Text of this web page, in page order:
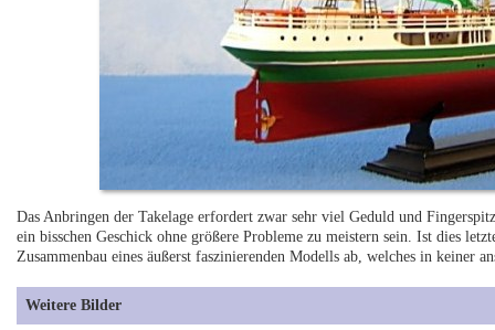
Das Anbringen der Takelage erfordert zwar sehr viel Geduld und
ein bisschen Geschick ohne größere Probleme zu meistern sein. Ist dies
Zusammenbau eines äußerst faszinierenden Modells ab, welches in keiner
Weitere Bilder